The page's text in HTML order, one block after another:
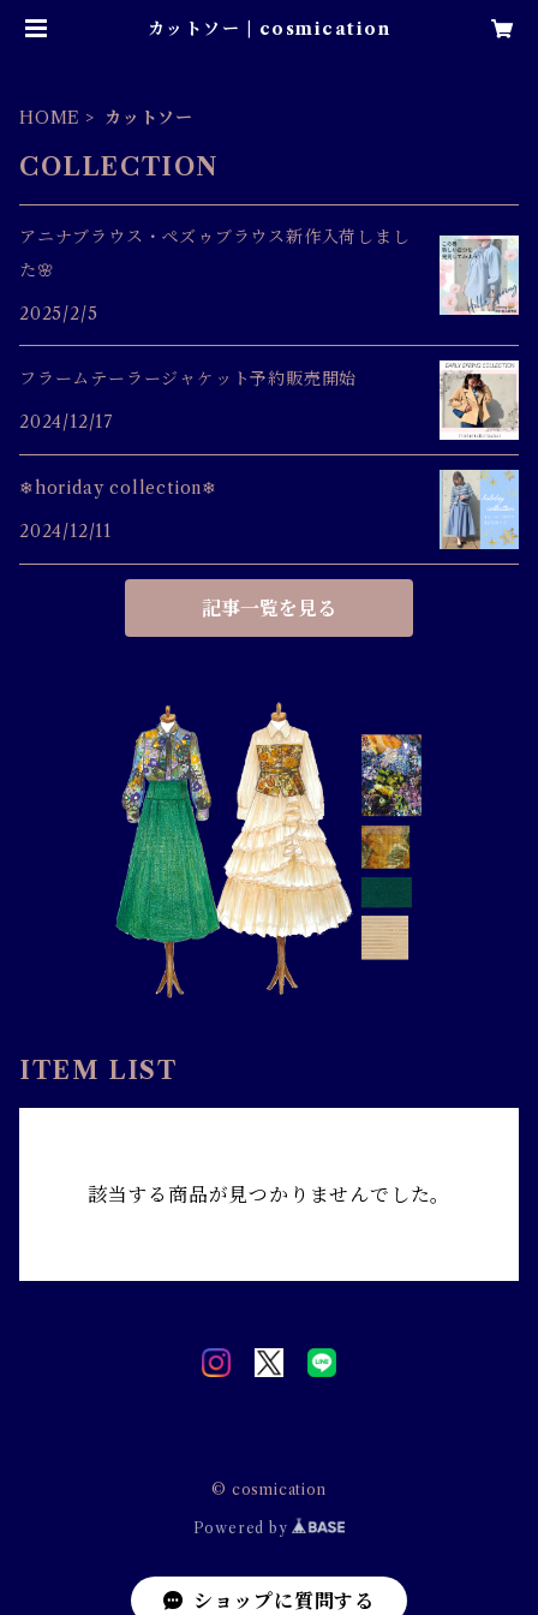
カットソー | cosmication
HOME カットソー
COLLECTION
アニナブラウス・ペズゥブラウス新作入荷しまし
た🌸
2025/2/5
フラームテーラージャケット予約販売開始
2024/12/17
❄horiday collection❄
2024/12/11
記事一覧を見る
ITEM LIST
該当する商品が見つかりませんでした。
© cosmication
Powered by
ショップに質問する